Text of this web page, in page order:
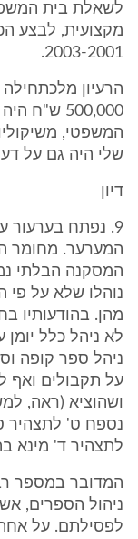
לשאלת בית
מקצועית, לבצע
2003-2001.
הרעיון
500,000
המשפטי,
שלי היה גם על
דיון
9. נפתח
המערער. מחומר
המסקנה הבלתי
נוהלו שלא על פי
מהן. בהודעותיו
לא ניהל כלל
ניהל ספר קופה
על תקבולים ואף
לתצהיר ד' מינא
המדובר במספר
ניהול הספרים,
לפסילתם. על